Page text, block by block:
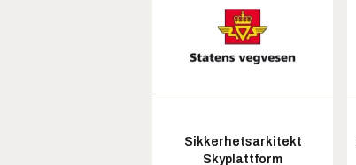
Sikkerhetsarkitekt
Skyplattform